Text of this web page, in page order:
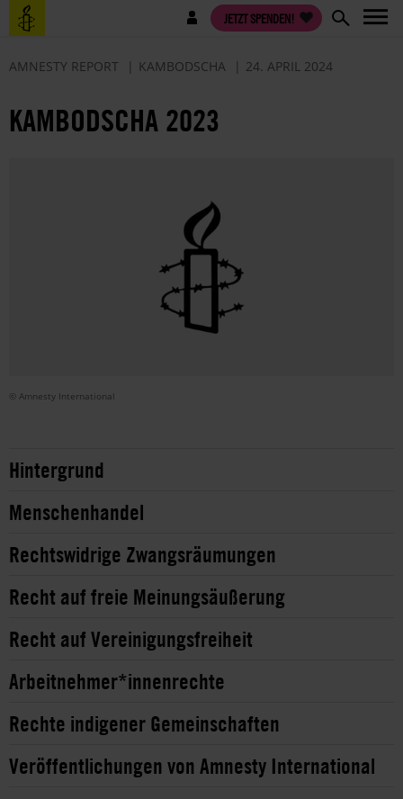
Direkt
zum
Benutzermenü JETZT SPENDEN!
AMNESTY REPORT KAMBODSCHA 24. APRIL 2024
KAMBODSCHA 2023
© Amnesty International
Hintergrund
Menschenhandel
Rechtswidrige Zwangsräumungen
Recht auf freie Meinungsäußerung
Recht auf Vereinigungsfreiheit
Arbeitnehmer*innenrechte
Rechte indigener Gemeinschaften
Veröffentlichungen von Amnesty International